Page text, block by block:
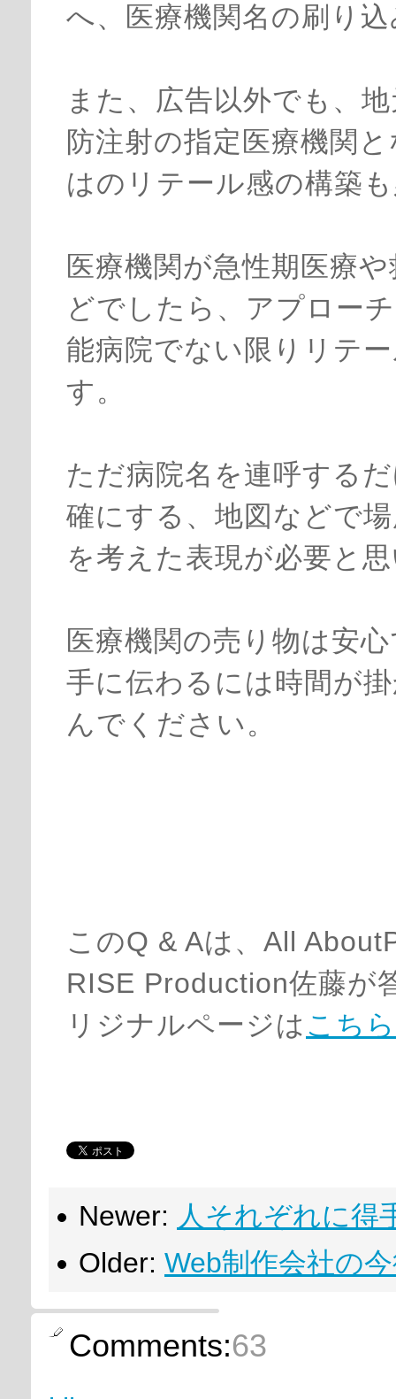
へ、医療機関名の刷り
また、広告以外でも、
防注射の指定医療機関
はのリテール感の構築
医療機関が急性期医療
どでしたら、アプロー
能病院でない限りリテ
す。
ただ病院名を連呼する
確にする、地図などで
を考えた表現が必要と
医療機関の売り物は安
手に伝わるには時間が
んでください。
このQ & Aは、All
RISE Production佐藤が
リジナルページは こちら
Newer: 人それぞれに得
Older: Web制作会社の
Comments:63